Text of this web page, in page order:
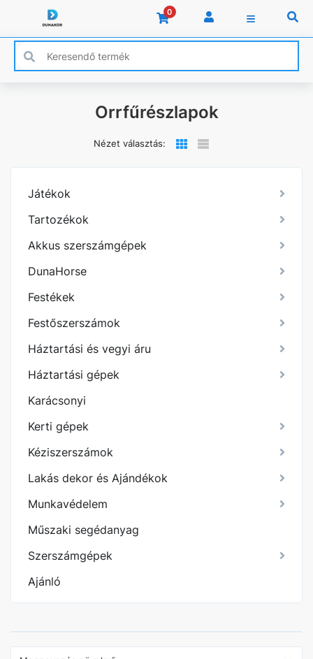
0
Orrfűrészlapok
Nézet választás:
Játékok
Tartozékok
Akkus szerszámgépek
DunaHorse
Festékek
Festőszerszámok
Háztartási és vegyi áru
Háztartási gépek
Karácsonyi
Kerti gépek
Kéziszerszámok
Lakás dekor és Ajándékok
Munkavédelem
Műszaki segédanyag
Szerszámgépek
Ajánló